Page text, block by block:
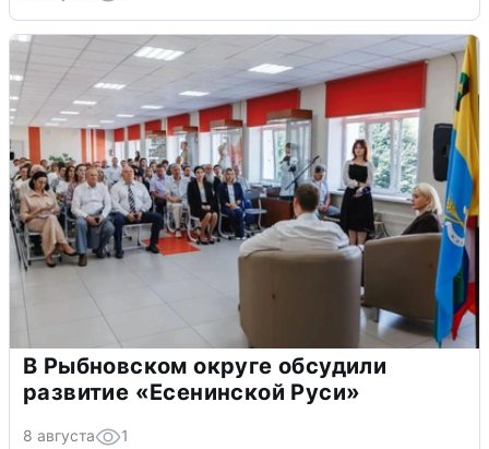
В Рыбновском округе обсудили
развитие «Есенинской Руси»
8 августа 1